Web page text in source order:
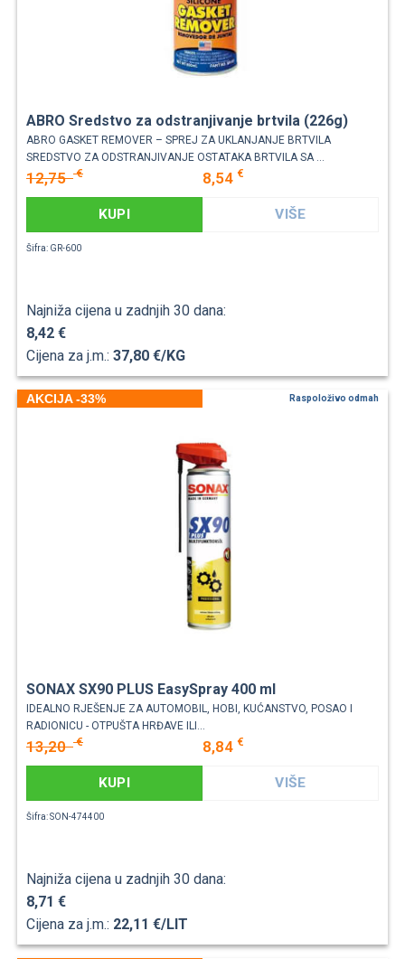
ABRO Sredstvo za odstranjivanje brtvila (226g)
ABRO GASKET REMOVER – SPREJ ZA UKLANJANJE BRTVILA
SREDSTVO ZA ODSTRANJIVANJE OSTATAKA BRTVILA SA ...
12,75€ 8,54 €
KUPI VIŠE
Šifra: GR-600
Najniža cijena u zadnjih 30 dana:
8,42 €
Cijena za j.m.: 37,80 €/KG
AKCIJA -33% Raspoloživo odmah
SONAX SX90 PLUS EasySpray 400 ml
IDEALNO RJEŠENJE ZA AUTOMOBIL, HOBI, KUĆANSTVO, POSAO I
RADIONICU - OTPUŠTA HRĐAVE ILI...
13,20€ 8,84 €
KUPI VIŠE
Šifra: SON-474400
Najniža cijena u zadnjih 30 dana:
8,71 €
Cijena za j.m.: 22,11 €/LIT